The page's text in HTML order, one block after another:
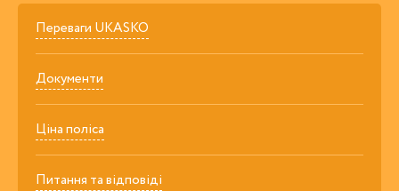
Переваги UKASKO
Документи
Ціна поліса
Питання та відповіді